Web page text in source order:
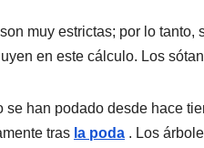
muy estrictas; por lo
en este cálculo. Los
han podado desde hace
tras la poda . Los